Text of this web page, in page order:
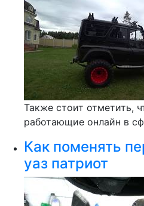
Также стоит отметить,
работающие онлайн в
Как поменять
уаз патриот